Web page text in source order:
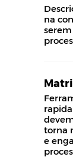
na
torna
e